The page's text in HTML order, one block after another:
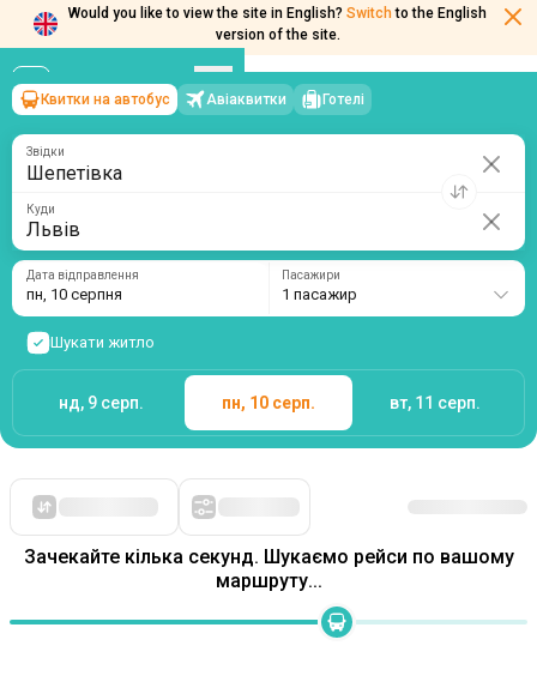
Would you like to view the site in English? Switch to the English
version of the site.
Шепетівка→Львів
пн, 10 серпня/1 пасажир
Квитки на автобус Авіаквитки Готелі
Звідки
Куди
Дата відправлення
пн, 10 серпня
Пасажири
1 пасажир
Шукати житло
нд, 9 серп. пн, 10 серп. вт, 11 серп.
Зачекайте кілька секунд. Шукаємо рейси по вашому
маршруту...